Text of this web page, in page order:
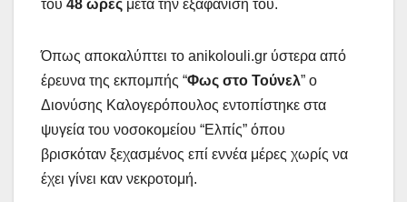
του 48 ώρες μετά την εξαφάνιση του.
Όπως αποκαλύπτει το anikolouli.gr ύστερα από
έρευνα της εκπομπής “Φως στο Τούνελ” ο
Διονύσης Καλογερόπουλος εντοπίστηκε στα
ψυγεία του νοσοκομείου “Ελπίς” όπου
βρισκόταν ξεχασμένος επί εννέα μέρες χωρίς να
έχει γίνει καν νεκροτομή.